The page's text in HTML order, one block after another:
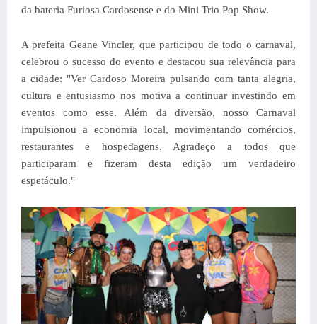
da bateria Furiosa Cardosense e do Mini Trio Pop Show.
A prefeita Geane Vincler, que participou de todo o carnaval,
celebrou o sucesso do evento e destacou sua relevância para
a cidade: "Ver Cardoso Moreira pulsando com tanta alegria,
cultura e entusiasmo nos motiva a continuar investindo em
eventos como esse. Além da diversão, nosso Carnaval
impulsionou a economia local, movimentando comércios,
restaurantes e hospedagens. Agradeço a todos que
participaram e fizeram desta edição um verdadeiro
espetáculo."